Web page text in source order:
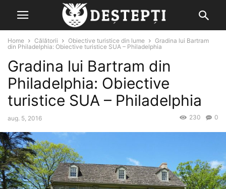
Home Călătorii Obiective turistice din lume
Gradina lui Bartram
din Philadelphia: Obiective turistice SUA – Philadelphia
Gradina lui Bartram din
Philadelphia: Obiective
turistice SUA – Philadelphia
aug. 5, 2016 0
230